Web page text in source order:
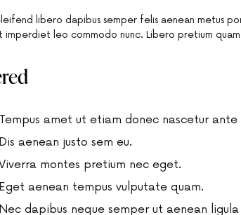
libero dapibus semper felis aenean metus
imperdiet leo commodo nunc. Libero pretium
Tempus amet ut etiam donec nascetur
Dis aenean justo sem eu.
montes pretium nec eget.
Eget aenean tempus vulputate quam.
Nec dapibus neque semper ut aenean